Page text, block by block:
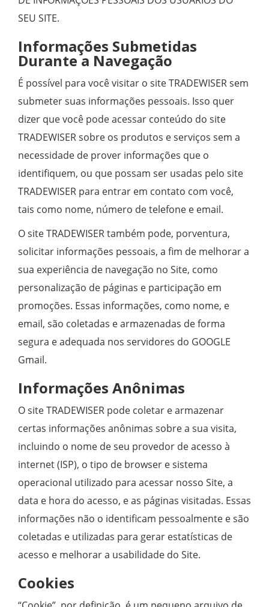
SEU SITE.
Informações Submetidas
Durante a Navegação
É possível para você visitar o site TRADEWISER sem
submeter suas informações pessoais. Isso quer
dizer que você pode acessar conteúdo do site
TRADEWISER sobre os produtos e serviços sem a
necessidade de prover informações que o
identifiquem, ou que possam ser usadas pelo site
TRADEWISER para entrar em contato com você,
tais como nome, número de telefone e email.
O site TRADEWISER também pode, porventura,
solicitar informações pessoais, a fim de melhorar a
sua experiência de navegação no Site, como
personalização de páginas e participação em
promoções. Essas informações, como nome, e
email, são coletadas e armazenadas de forma
segura e adequada nos servidores do GOOGLE
Gmail.
Informações Anônimas
O site TRADEWISER pode coletar e armazenar
certas informações anônimas sobre a sua visita,
incluindo o nome de seu provedor de acesso à
internet (ISP), o tipo de browser e sistema
operacional utilizado para acessar nosso Site, a
data e hora do acesso, e as páginas visitadas. Essas
informações não o identificam pessoalmente e são
coletadas e utilizadas para gerar estatísticas de
acesso e melhorar a usabilidade do Site.
Cookies